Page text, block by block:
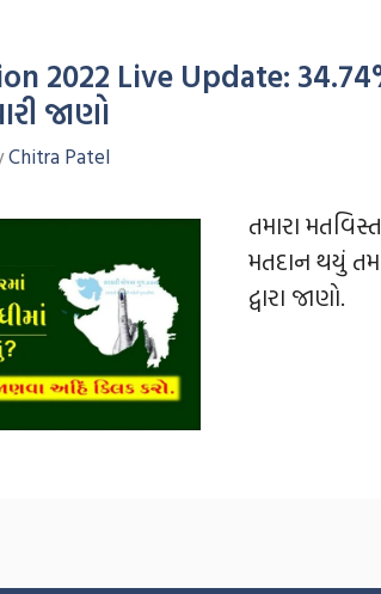
2022 Live Update:
જાણો
Chitra Patel
તમારા
મતદાન થયું
દ્વારા જાણો.